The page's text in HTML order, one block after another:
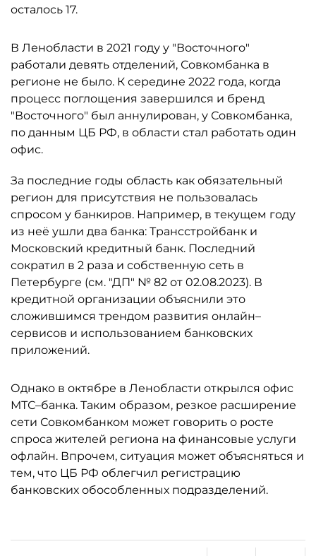
осталось 17.
В Ленобласти в 2021 году у "Восточного"
работали девять отделений, Совкомбанка в
регионе не было. К середине 2022 года, когда
процесс поглощения завершился и бренд
"Восточного" был аннулирован, у Совкомбанка,
по данным ЦБ РФ, в области стал работать один
офис.
За последние годы область как обязательный
регион для присутствия не пользовалась
спросом у банкиров. Например, в текущем году
из неё ушли два банка: Трансстройбанк и
Московский кредитный банк. Последний
сократил в 2 раза и собственную сеть в
Петербурге (см. "ДП" № 82 от 02.08.2023). В
кредитной организации объяснили это
сложившимся трендом развития онлайн–
сервисов и использованием банковских
приложений.
Однако в октябре в Ленобласти открылся офис
МТС–банка. Таким образом, резкое расширение
сети Совкомбанком может говорить о росте
спроса жителей региона на финансовые услуги
офлайн. Впрочем, ситуация может объясняться и
тем, что ЦБ РФ облегчил регистрацию
банковских обособленных подразделений.